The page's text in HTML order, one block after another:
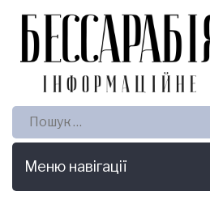
Пошук:
Меню навігації